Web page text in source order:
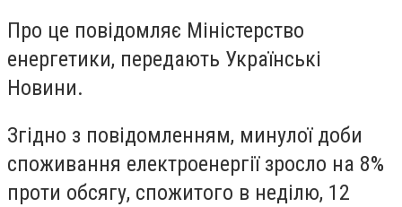
Про це повідомляє Міністерство
енергетики, передають Українськi
Новини.
Згідно з повідомленням, минулої доби
споживання електроенергії зросло на 8%
проти обсягу, спожитого в неділю, 12